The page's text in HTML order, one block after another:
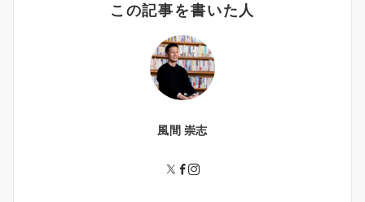
この記事を書いた人
風間 崇志